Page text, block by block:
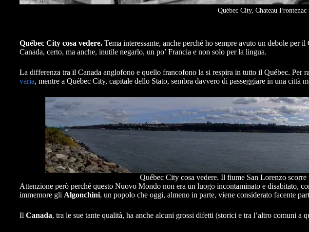
Québec City, Chateau
Québec City cosa vedere. Tema interessante, anche perché ho sempre avuto un debole per
Canada, certo, ma anche, inutile negarlo, un po’ Francia e non solo per la lingua.
La differenza tra il Canada anglofono e quello francofono la si respira in tutto il Québec. Per
varia, mentre a Québec City, capitale dello Stato, sembra davvero di passeggiare in una
Québec City cosa vedere. Il fiume San Lorenzo
Attenzione però perché questo Nuovo Mondo non era un luogo incontaminato e disabitato,
immemore gli Algonchini, un popolo che oggi, almeno in parte, viene considerato facente
Il Canada, tra le sue tante qualità, ha anche alcuni grossi difetti (storici e tra l’altro comuni a